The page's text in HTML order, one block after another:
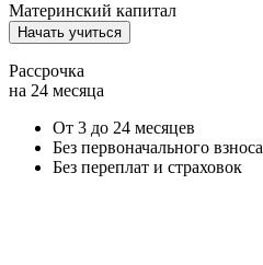
Материнский капитал
Начать учиться
Рассрочка
на 24 месяца
От 3 до 24 месяцев
Без первоначального взноса
Без переплат и страховок